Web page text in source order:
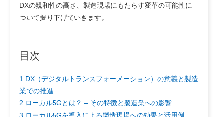
DXの親和性の高さ、製造現場にもたらす変革の可能性に
ついて掘り下げていきます。
目次
1.DX（デジタルトランスフォーメーション）の意義と製造
業での推進
2.ローカル5Gとは？ – その特徴と製造業への影響
3.ローカル5Gを導入による製造現場への効果と活用例